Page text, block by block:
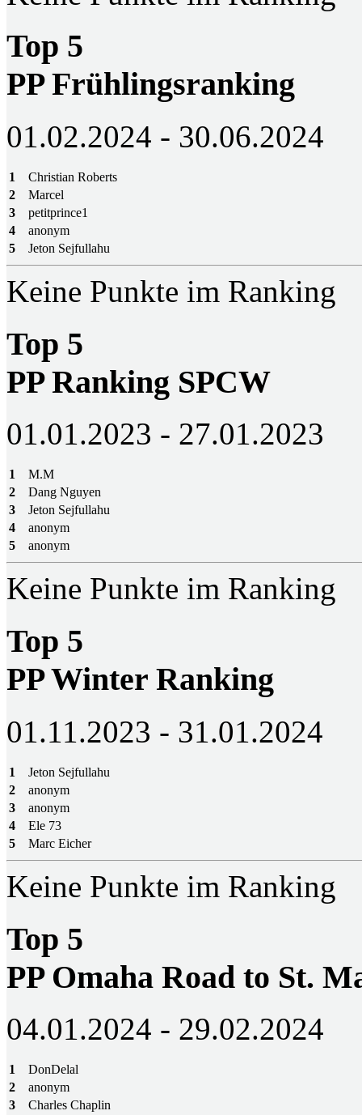
Top 5
PP Frühlingsranking
01.02.2024 - 30.06.2024
1
Christian Roberts
2
Marcel
3
petitprince1
4
anonym
5
Jeton Sejfullahu
Keine Punkte im Ranking
Top 5
PP Ranking SPCW
01.01.2023 - 27.01.2023
1
M.M
2
Dang Nguyen
3
Jeton Sejfullahu
4
anonym
5
anonym
Keine Punkte im Ranking
Top 5
PP Winter Ranking
01.11.2023 - 31.01.2024
1
Jeton Sejfullahu
2
anonym
3
anonym
4
Ele 73
5
Marc Eicher
Keine Punkte im Ranking
Top 5
PP Omaha Road to St.
04.01.2024 - 29.02.2024
1
DonDelal
2
anonym
3
Charles Chaplin